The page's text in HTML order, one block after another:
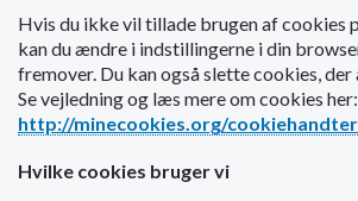
Hvis du ikke vil tillade brugen af cookies
kan du ændre i indstillingerne i din
fremover. Du kan også slette cookies, der
Se vejledning og læs mere om cookies her:
http://minecookies.org/
Hvilke cookies bruger vi